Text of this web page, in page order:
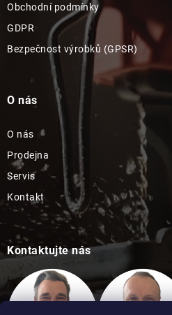
Obchodní podmínky
GDPR
Bezpečnost výrobků (GPSR)
O nás
O nás
Prodejna
Servis
Kontakt
Kontaktujte nás